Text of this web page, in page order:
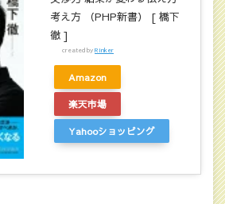
考え方 （PHP新書） [ 橋下
徹 ]
created byRinker
Amazon
楽天市場
Yahooショッピング